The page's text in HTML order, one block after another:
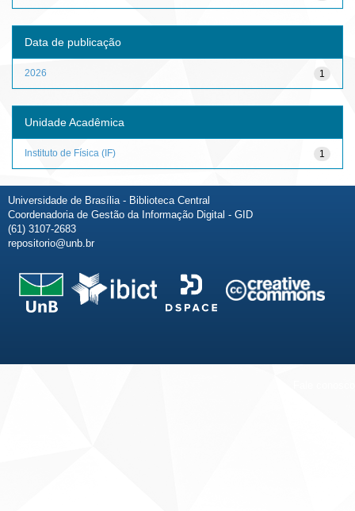
Data de publicação
1
2026
Unidade Acadêmica
1
Instituto de Física (IF)
Universidade de Brasília - Biblioteca Central
Coordenadoria de Gestão da Informação Digital - GID
(61) 3107-2683
repositorio@unb.br